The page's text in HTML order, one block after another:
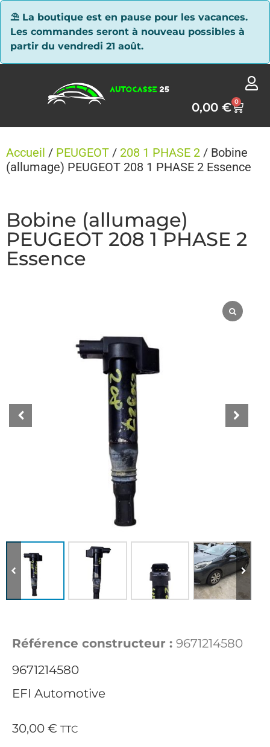
⛱ La boutique est en pause pour les vacances.
Les commandes seront à nouveau possibles à
partir du vendredi 21 août.
0,00€ 0
Accueil / PEUGEOT / 208 1 PHASE 2 / Bobine
(allumage) PEUGEOT 208 1 PHASE 2 Essence
Bobine (allumage)
PEUGEOT 208 1 PHASE 2
Essence
Référence constructeur : 9671214580
9671214580
EFI Automotive
30,00 € TTC
Panneau de gestion des cookies